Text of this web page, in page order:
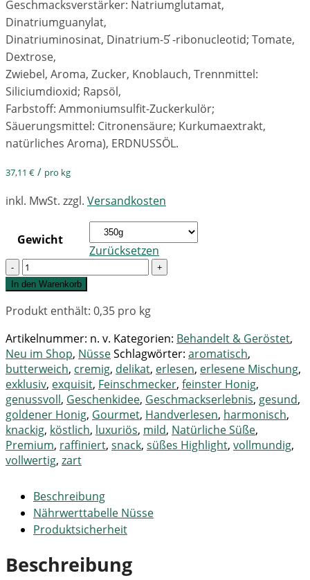
Geschmacksverstärker: Natriumglutamat,
Dinatriumguanylat,
Dinatriuminosinat, Dinatrium-5 ́-ribonucleotid; Tomate,
Dextrose,
Zwiebel, Aroma, Zucker, Knoblauch, Trennmittel:
Siliciumdioxid; Rapsöl,
Farbstoff: Ammoniumsulfit-Zuckerkulör;
Säuerungsmittel: Citronensäure; Kurkumaextrakt,
natürliches Aroma), ERDNUSSÖL.
37,11 € / pro kg
inkl. MwSt. zzgl. Versandkosten
Gewicht
Zurücksetzen
Quantity
In den Warenkorb
Produkt enthält: 0,35 pro kg
Artikelnummer: n. v. Kategorien: Behandelt & Geröstet,
Neu im Shop, NüsseSchlagwörter: aromatisch,
butterweich, cremig, delikat, erlesen, erlesene Mischung,
exklusiv, exquisit, Feinschmecker, feinster Honig,
genussvoll, Geschenkidee, Geschmackserlebnis, gesund,
goldener Honig, Gourmet, Handverlesen, harmonisch,
knackig, köstlich, luxuriös, mild, Natürliche Süße,
Premium, raffiniert, snack, süßes Highlight, vollmundig,
vollwertig, zart
Beschreibung
Nährwerttabelle Nüsse
Produktsicherheit
Beschreibung